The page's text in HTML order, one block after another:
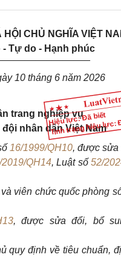
Hiệu lực: Đã biết
Tình trạng hiệu lực:
HỘI CHỦ NGHĨA VIỆT
Tự do - Hạnh phúc
10 tháng 6 năm 2026
trang nghiệp vụ
nhân dân Việt Nam
16/1999/QH10, được
2019/QH14, Luật số52/
viên chức quốc phòng
, được sửa đổi, bổ
quy định về tiêu chuẩn,